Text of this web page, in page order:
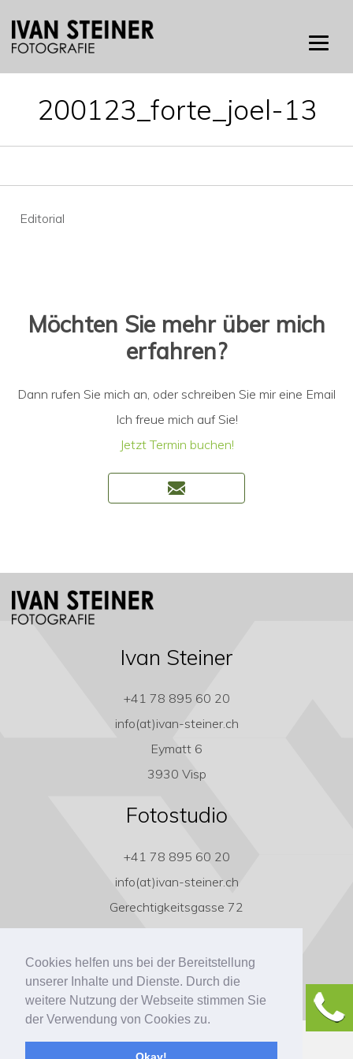
Cookies helfen uns bei der Bereitstellung
unserer Inhalte und Dienste. Durch die
weitere Nutzung der Webseite stimmen Sie
der Verwendung von Cookies zu.
200123_forte_joel-13
Beitragsnavigation
Editorial
Möchten Sie mehr über mich
erfahren?
Dann rufen Sie mich an, oder schreiben Sie mir eine Email
Ich freue mich auf Sie!
Jetzt Termin buchen!
Ivan Steiner
+41 78 895 60 20
info(at)ivan-steiner.ch
Eymatt 6
3930 Visp
Fotostudio
+41 78 895 60 20
info(at)ivan-steiner.ch
Gerechtigkeitsgasse 72
3011 Bern
Copyright ivan-steiner.ch